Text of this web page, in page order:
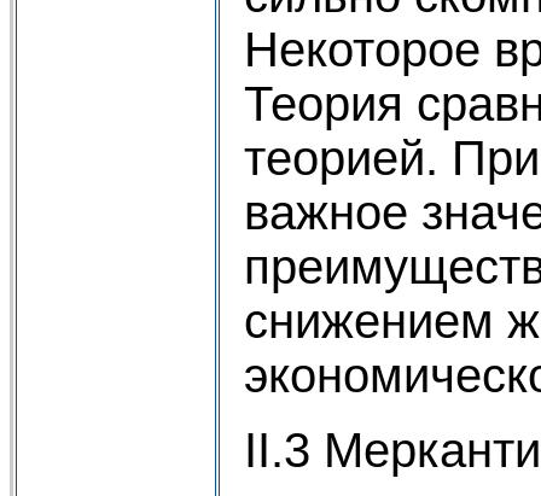
Некоторое
Теория
теорией.
важное
снижением
II.3